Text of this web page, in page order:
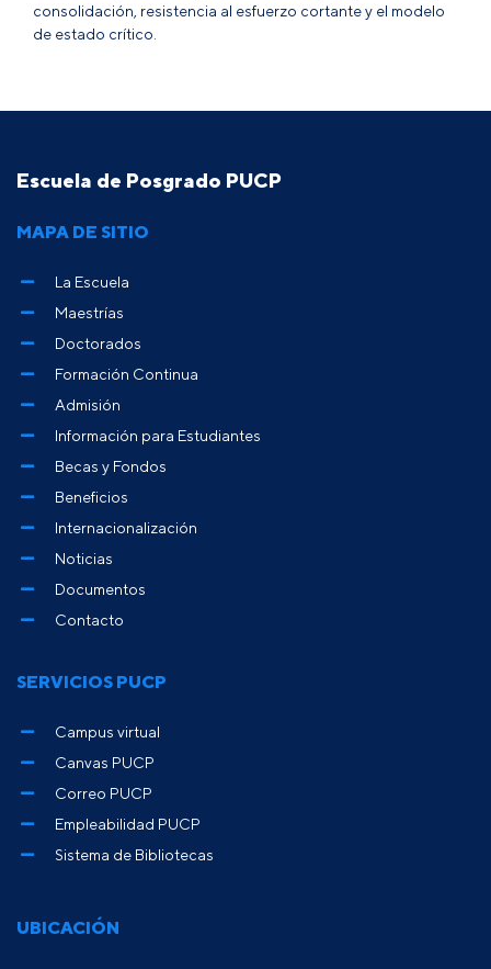
consolidación, resistencia al esfuerzo cortante y el modelo
de estado crítico.
Escuela de Posgrado PUCP
UBICACIÓN
MAPA DE SITIO
La Escuela
Maestrías
Doctorados
Formación Continua
Admisión
Información para Estudiantes
Becas y Fondos
Beneficios
Internacionalización
Noticias
Documentos
Contacto
SERVICIOS PUCP
Campus virtual
Canvas PUCP
Correo PUCP
Empleabilidad PUCP
Sistema de Bibliotecas